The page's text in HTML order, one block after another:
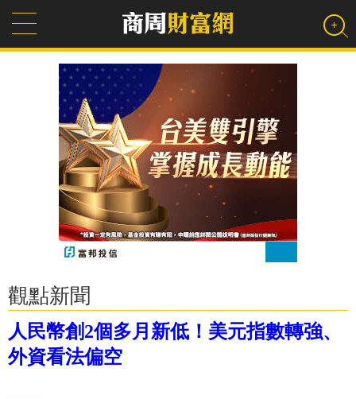
觀點新聞
人民幣創2個多月新低！美元指數轉強、
外資看法偏空